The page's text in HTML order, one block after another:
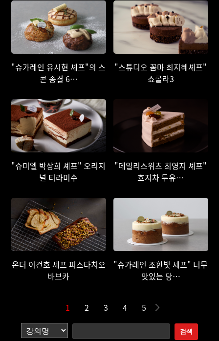
"슈가레인 유시현 셰프"의 스
콘 종결 6…
"스튜디오 꼼마 최지혜셰프"
쇼콜라3
"슈미엘 박상희 셰프" 오리지
널 티라미수
"데일리스위츠 최영지 셰프"
호지차 두유…
온더 이건호 셰프 피스타치오
바브카
"슈가레인 조한빛 셰프" 너무
맛있는 당…
1 2 3 4 5